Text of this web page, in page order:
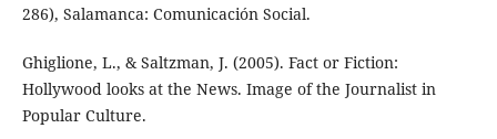
286), Salamanca: Comunicación Social.
Ghiglione, L., & Saltzman, J. (2005). Fact or Fiction:
Hollywood looks at the News. Image of the Journalist in
Popular Culture.